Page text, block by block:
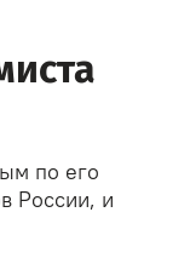
по его
России, и